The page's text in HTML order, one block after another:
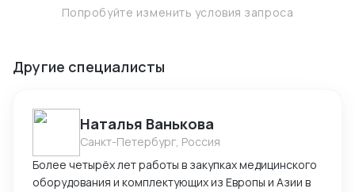
Попробуйте изменить условия запроса
Другие специалисты
Наталья Ванькова
Санкт-Петербург, Россия
Более четырёх лет работы в закупках медицинского
оборудования и комплектующих из Европы и Азии в